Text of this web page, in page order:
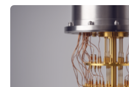
werden schnell
der Forschung der
Jahre alt geworden ist,
Internationalen Jahr der
technologie ausgerufen hat.